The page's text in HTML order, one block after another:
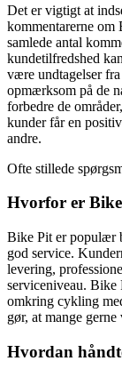
Det er vigtigt at
kommentarerne om
samlede antal
kundetilfredshed
være undtagelser
opmærksom på de
forbedre de
kunder får en
andre.
Ofte stillede
Hvorfor er
Bike Pit er populær
god service.
levering,
serviceniveau. Bike
omkring cykling
gør, at mange
Hvordan